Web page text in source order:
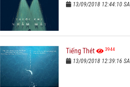
13/09/2018 12:44:10 SA
Tiếng Thét 3944
13/09/2018 12:39:16 SA